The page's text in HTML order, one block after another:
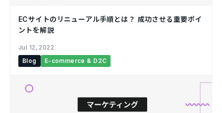
ECサイトのリニューアル手順とは？ 成功させる重要ポイ
ントを解説
Jul 12, 2022
Blog
E-commerce & D2C